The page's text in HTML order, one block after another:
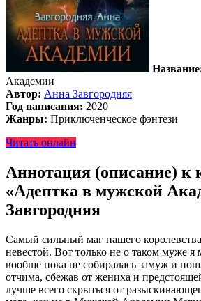
Академии
Автор: Анна Завгородняя
Год написания: 2020
Жанры: Приключенческое фэнтези
Читать онлайн
Аннотация (описание) к
«Адептка в мужской
Завгородняя
Самый сильный маг нашего
невестой. Вот только не о таком муже я
вообще пока не собиралась замуж и
отчима, сбежав от жениха и
лучше всего скрыться от